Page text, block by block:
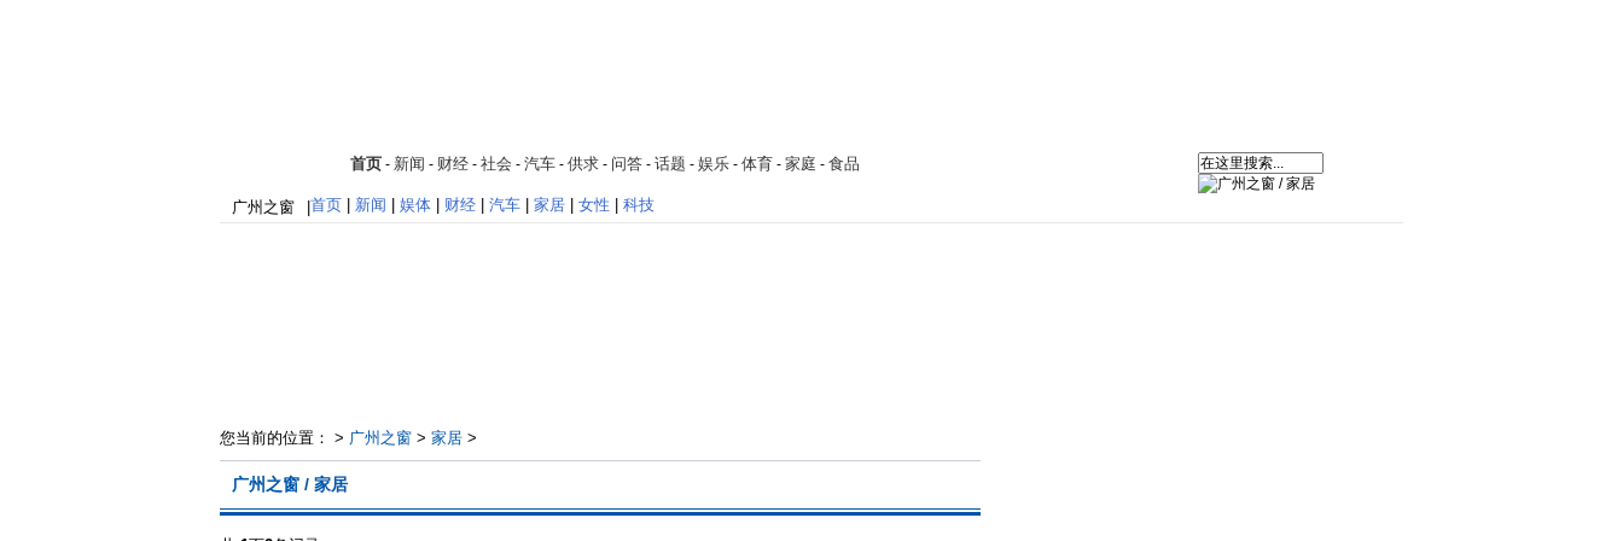
首页 - 新闻 - 财经 - 社会 - 汽车 - 供求 - 问答 - 话题 - 娱乐 - 体育 - 家庭 - 食品
广州之窗 首页 新闻 娱体 财经 汽车 家居 女性 科技
您当前的位置： > 广州之窗 > 家居 >
广州之窗 / 家居